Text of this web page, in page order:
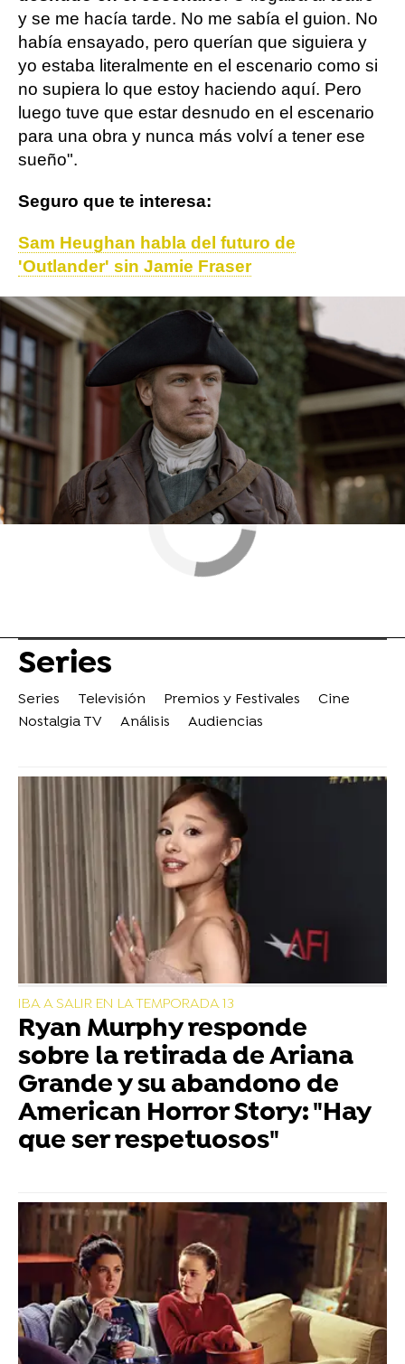
y se me hacía tarde. No me sabía el guion. No
había ensayado, pero querían que siguiera y
yo estaba literalmente en el escenario como si
no supiera lo que estoy haciendo aquí. Pero
luego tuve que estar desnudo en el escenario
para una obra y nunca más volví a tener ese
sueño".
Seguro que te interesa:
Sam Heughan habla del futuro de
'Outlander' sin Jamie Fraser
Actualidad outlander Sam Heughan
ObjetivoTV » Series
Series
Series Televisión Premios y Festivales
Cine
Nostalgia TV
Análisis Audiencias
IBA A SALIR EN LA TEMPORADA 13
Ryan Murphy responde
sobre la retirada de Ariana
Grande y su abandono de
American Horror Story: "Hay
que ser respetuosos"